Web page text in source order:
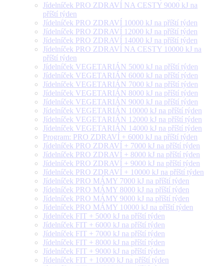
Jídelníček PRO ZDRAVÍ NA CESTY 9000 kJ na
příští týden
Jídelníček PRO ZDRAVÍ 10000 kJ na příští týden
Jídelníček PRO ZDRAVÍ 12000 kJ na příští týden
Jídelníček PRO ZDRAVÍ 14000 kJ na příští týden
Jídelníček PRO ZDRAVÍ NA CESTY 10000 kJ na
příští týden
Jídelníček VEGETARIÁN 5000 kJ na příští týden
Jídelníček VEGETARIÁN 6000 kJ na příští týden
Jídelníček VEGETARIÁN 7000 kJ na příští týden
Jídelníček VEGETARIÁN 8000 kJ na příští týden
Jídelníček VEGETARIÁN 9000 kJ na příští týden
Jídelníček VEGETARIÁN 10000 kJ na příští týden
Jídelníček VEGETARIÁN 12000 kJ na příští týden
Jídelníček VEGETARIÁN 14000 kJ na příští týden
Program: PRO ZDRAVÍ + 6000 kJ na příští týden
Jídelníček PRO ZDRAVÍ + 7000 kJ na příští týden
Jídelníček PRO ZDRAVÍ + 8000 kJ na příští týden
Jídelníček PRO ZDRAVÍ + 9000 kJ na příští týden
Jídelníček PRO ZDRAVÍ + 10000 kJ na příští týden
Jídelníček PRO MÁMY 7000 kJ na příští týden
Jídelníček PRO MÁMY 8000 kJ na příští týden
Jídelníček PRO MÁMY 9000 kJ na příští týden
Jídelníček PRO MÁMY 10000 kJ na příští týden
Jídelníček FIT + 5000 kJ na příští týden
Jídelníček FIT + 6000 kJ na příští týden
Jídelníček FIT + 7000 kJ na příští týden
Jídelníček FIT + 8000 kJ na příští týden
Jídelníček FIT + 9000 kJ na příští týden
Jídelníček FIT + 10000 kJ na příští týden